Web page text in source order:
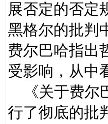
展否定的否定
黑格尔的批判
费尔巴哈指出
受影响，从中
《关于费尔
行了彻底的批